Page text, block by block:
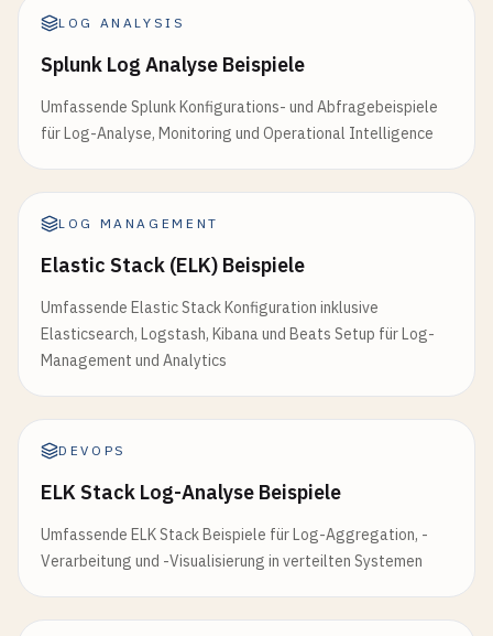
LOG ANALYSIS
Splunk Log Analyse Beispiele
Umfassende Splunk Konfigurations- und Abfragebeispiele
für Log-Analyse, Monitoring und Operational Intelligence
LOG MANAGEMENT
Elastic Stack (ELK) Beispiele
Umfassende Elastic Stack Konfiguration inklusive
Elasticsearch, Logstash, Kibana und Beats Setup für Log-
Management und Analytics
DEVOPS
ELK Stack Log-Analyse Beispiele
Umfassende ELK Stack Beispiele für Log-Aggregation, -
Verarbeitung und -Visualisierung in verteilten Systemen